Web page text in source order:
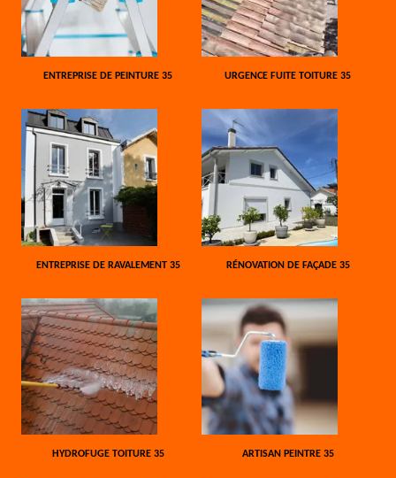
ENTREPRISE DE PEINTURE 35 URGENCE FUITE TOITURE 35
ENTREPRISE DE RAVALEMENT 35 RÉNOVATION DE FAÇADE 35
HYDROFUGE TOITURE 35 ARTISAN PEINTRE 35